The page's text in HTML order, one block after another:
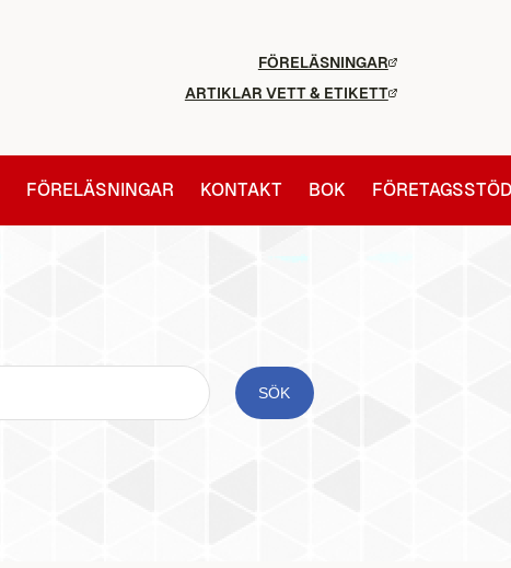
FÖRELÄSNINGAR
ARTIKLAR VETT & ETIKETT
FÖRELÄSNINGAR KONTAKT BOK FÖRETAGSSTÖD